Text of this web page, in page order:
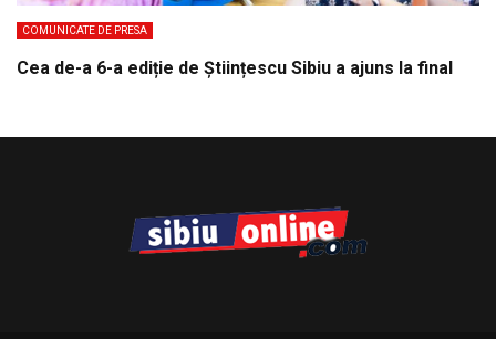
COMUNICATE DE PRESA
Cea de-a 6-a ediție de Științescu Sibiu a ajuns la final